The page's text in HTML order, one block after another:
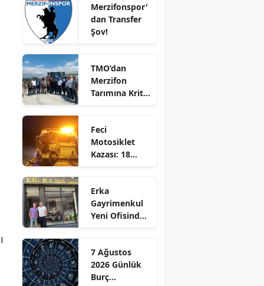
Burdur
Çanakkale
Çankırı
Denizli
Edirne
Elazığ
Erzurum
Merzifonspor'
dan Transfer
Şov!
TMO’dan
Merzifon
Tarımına Kritik
Feci
Motosiklet
Kazası: 18
Kaybetti
Erka
Gayrimenkul
Yeni Ofisinde
“Gayrimenkul
Almak İçin
Doğru Zaman”
7 Ağustos
2026 Günlük
Burç